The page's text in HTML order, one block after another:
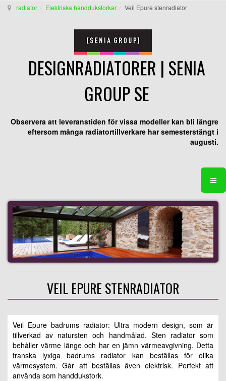
radiator Elektriska handdukstorkar Veil Epure stenradiator
DESIGNRADIATORER | SENIA
GROUP SE
Observera att leveranstiden för vissa modeller kan bli längre
eftersom många radiatortillverkare har semesterstängt i
augusti.
VEIL EPURE STENRADIATOR
Veil Epure badrums radiator: Ultra modern design, som är
tillverkad av natursten och handmålad. Sten radiator som
behåller värme länge och har en jämn värmeavgivning. Detta
franska lyxiga badrums radiator kan beställas för olika
värmesystem. Går att beställas även elektrisk. Perfekt att
använda som handdukstork.